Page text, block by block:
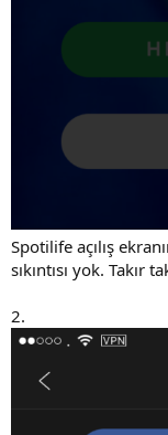
Spotilife açılış
sıkıntısı yok. Takır
2.